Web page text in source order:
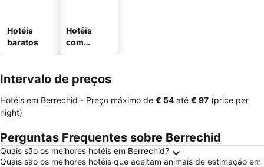
Hotéis
baratos
Hotéis
com
Intervalo de preços
Hotéis em Berrechid - Preço máximo de ‎€ 54 até ‎€ 97 (price per
night)
Perguntas Frequentes sobre Berrechid
Quais são os melhores hotéis em Berrechid?
Quais são os melhores hotéis que aceitam animais de estimação em